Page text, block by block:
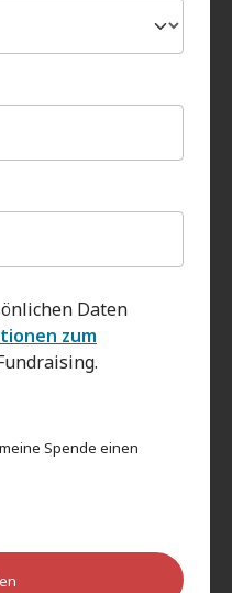
Daten
zum
Spende einen